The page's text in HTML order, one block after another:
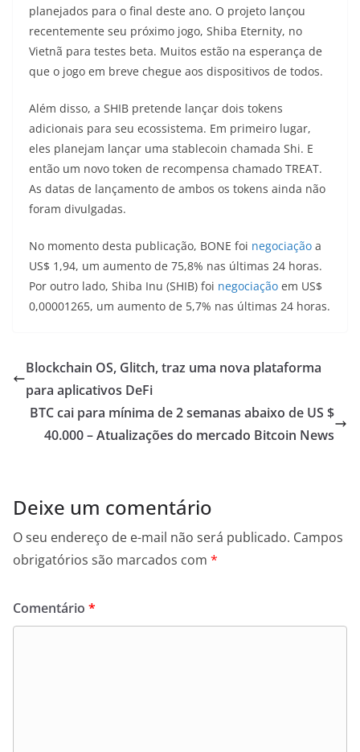
planejados para o final deste ano. O projeto lançou
recentemente seu próximo jogo, Shiba Eternity, no
Vietnã para testes beta. Muitos estão na esperança de
que o jogo em breve chegue aos dispositivos de todos.
Além disso, a SHIB pretende lançar dois tokens
adicionais para seu ecossistema. Em primeiro lugar,
eles planejam lançar uma stablecoin chamada Shi. E
então um novo token de recompensa chamado TREAT.
As datas de lançamento de ambos os tokens ainda não
foram divulgadas.
No momento desta publicação, BONE foi negociação a
US$ 1,94, um aumento de 75,8% nas últimas 24 horas.
Por outro lado, Shiba Inu (SHIB) foi negociação em US$
0,00001265, um aumento de 5,7% nas últimas 24 horas.
Blockchain OS, Glitch, traz uma nova plataforma
para aplicativos DeFi
BTC cai para mínima de 2 semanas abaixo de US $
40.000 – Atualizações do mercado Bitcoin News
Deixe um comentário
O seu endereço de e-mail não será publicado. Campos
obrigatórios são marcados com *
Comentário *